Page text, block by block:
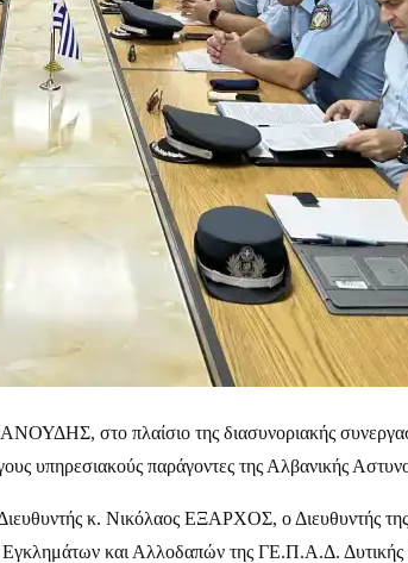
στο πλαίσιο της διασυνοριακής
υπηρεσιακούς παράγοντες της Αλβανικής
κ. Νικόλαος ΕΞΑΡΧΟΣ, ο Διευθυντής
και Αλλοδαπών της ΓΕ.Π.Α.Δ.